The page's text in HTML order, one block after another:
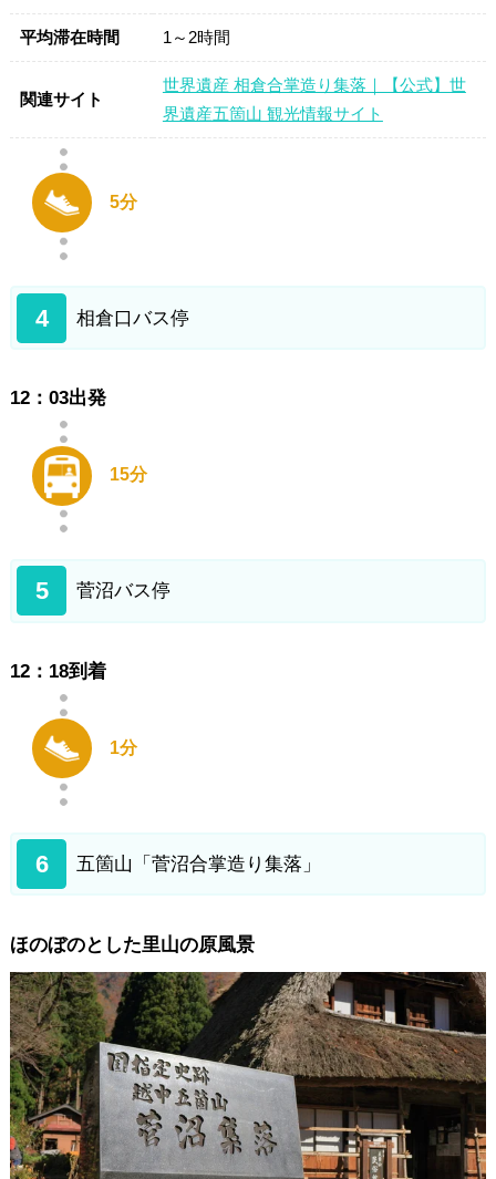
平均滞在時間 1～2時間
関連サイト
世界遺産 相倉合掌造り集落｜【公式】世
界遺産五箇山 観光情報サイト
5分
4 相倉口バス停
12：03出発
15分
5 菅沼バス停
12：18到着
1分
6 五箇山「菅沼合掌造り集落」
ほのぼのとした里山の原風景